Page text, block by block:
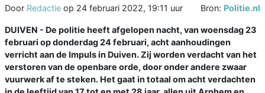
Door Redactie op 24 februari 2022, 19:11 uur Bron: Politie.nl
DUIVEN - De politie heeft afgelopen nacht, van woensdag 23
februari op donderdag 24 februari, acht aanhoudingen
verricht aan de Impuls in Duiven. Zij worden verdacht van het
verstoren van de openbare orde, door onder andere zwaar
vuurwerk af te steken. Het gaat in totaal om acht verdachten